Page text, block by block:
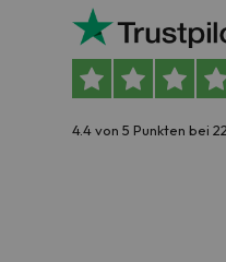
4.4 von 5 Punkten bei